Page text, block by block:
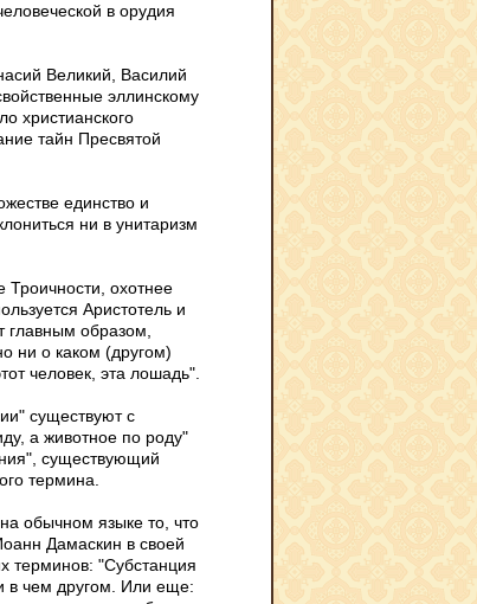
в орудия
Великий, Василий
эллинскому
христианского
тайн Пресвятой
единство и
ни в унитаризм
Троичности, охотнее
Аристотель и
главным образом,
ни о каком (другом)
человек, эта лошадь".
существуют с
а животное по роду"
существующий
термина.
обычном языке то, что
Дамаскин в своей
терминов: "Субстанция
чем другом. Или еще: